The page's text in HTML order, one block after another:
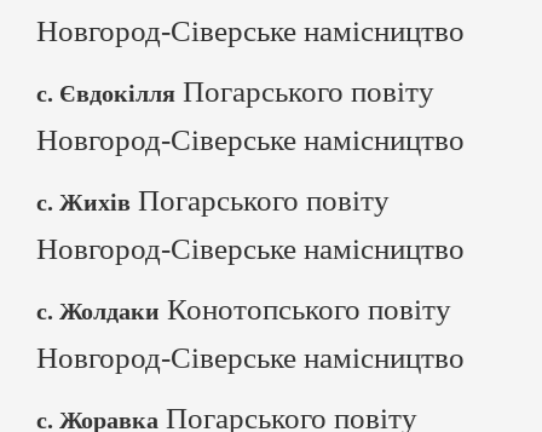
Новгород-Сіверське намісництво
с. Євдокілля Погарського повіту
Новгород-Сіверське намісництво
с. Жихів Погарського повіту
Новгород-Сіверське намісництво
с. Жолдаки Конотопського повіту
Новгород-Сіверське намісництво
с. Жоравка Погарського повіту